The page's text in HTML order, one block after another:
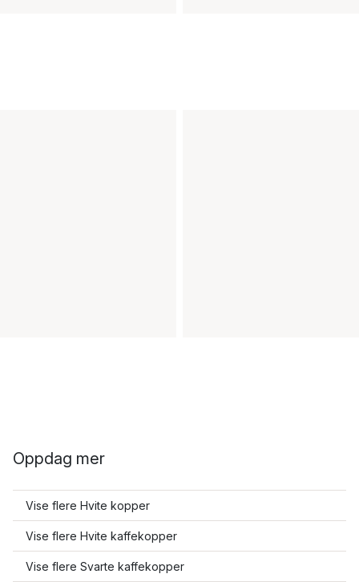
Oppdag mer
Vise flere Hvite kopper
Vise flere Hvite kaffekopper
Vise flere Svarte kaffekopper